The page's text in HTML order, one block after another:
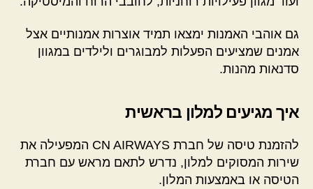
גם אוהבי האמנות ימצאו תמיד אוצרות אמנותיים אצל
אמנים שמציעים הפעלות למבוגרים ולילדים במגוון
סדנאות מהנות.
איך מגיעים למלון בראשית
להזמנת טיסה של חברת CN AIRWAYS המפעילה את
שירות המסוקים למלון, נדרש לתאם מראש עם חברת
הטיסה או באמצעות המלון.